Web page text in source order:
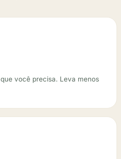
você precisa. Leva menos